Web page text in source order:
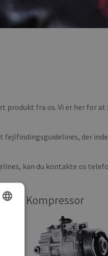
produkt fra os. Vi er her for
fejlfindingsguidelines, der
kan du kontakte os
AC Kompressor